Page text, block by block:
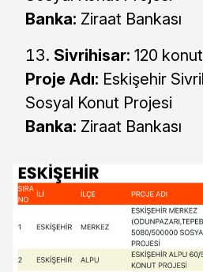
Banka: Ziraat Bankası
Sivrihisar: 120 konut
Proje Adı: Eskişehir
Sosyal Konut Projesi
Banka: Ziraat Bankası